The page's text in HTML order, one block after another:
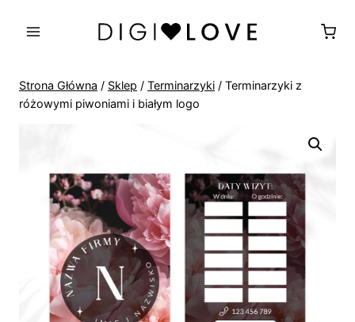
Strona Główna / Sklep / Terminarzyki / Terminarzyki z
różowymi piwoniami i białym logo